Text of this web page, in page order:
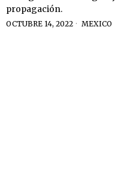
propagación.
OCTUBRE 14, 2022 MEXICO